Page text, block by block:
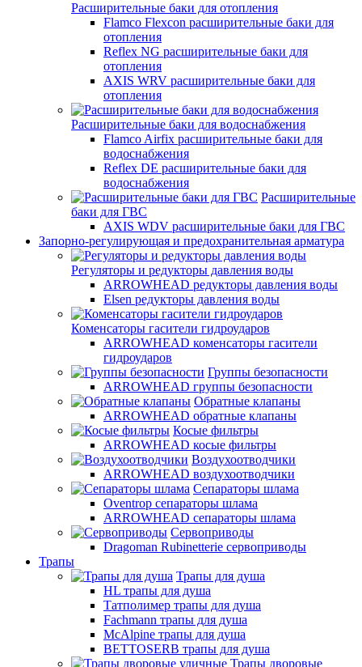
Расширительные баки для отопления
Flamco Flexcon расширительные баки для
отопления
Reflex NG расширительные баки для
отопления
AXIS WRV расширительные баки для
отопления
Расширительные баки для водоснабжения
Flamco Airfix расширительные баки для
водоснабжения
Reflex DЕ расширительные баки для
водоснабжения
Расширительные
баки для ГВС
AXIS WDV расширительные баки для ГВС
Запорно-регулирующая и предохранительная арматура
Регуляторы и редукторы давления воды
ARROWHEAD редукторы давления воды
Elsen редукторы давления воды
Коменсаторы гасители гидроударов
ARROWHEAD коменсаторы гасители
гидроударов
Группы безопасности
ARROWHEAD группы безопасности
Обратные клапаны
ARROWHEAD обратные клапаны
Косые фильтры
ARROWHEAD косые фильтры
Воздухоотводчики
ARROWHEAD воздухоотводчики
Сепараторы шлама
Oventrop cепараторы шлама
ARROWHEAD сепараторы шлама
Сервоприводы
Dragoman Rubinetterie сервоприводы
Трапы
Трапы для душа
HL трапы для душа
Татполимер трапы для душа
Fachmann трапы для душа
McAlpine трапы для душа
BETTOSERB трапы для душа
Трапы дворовые